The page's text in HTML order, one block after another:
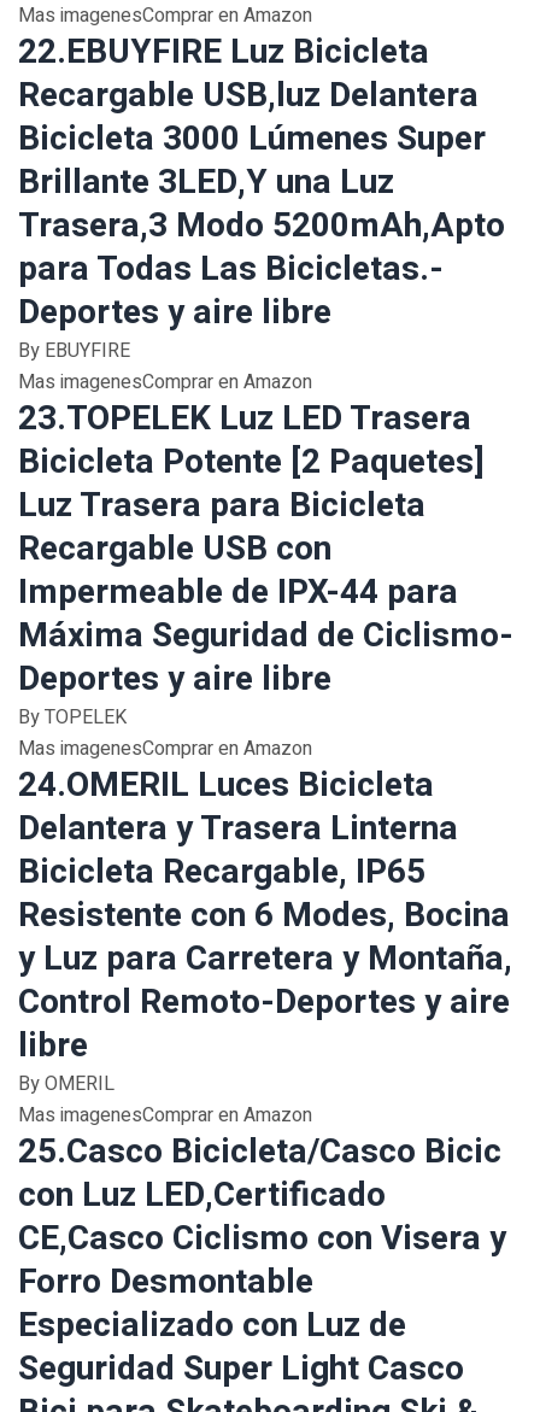
Mas imagenesComprar en Amazon
22.EBUYFIRE Luz Bicicleta
Recargable USB,luz Delantera
Bicicleta 3000 Lúmenes Super
Brillante 3LED,Y una Luz
Trasera,3 Modo 5200mAh,Apto
para Todas Las Bicicletas.-
Deportes y aire libre
By EBUYFIRE
Mas imagenesComprar en Amazon
23.TOPELEK Luz LED Trasera
Bicicleta Potente [2 Paquetes]
Luz Trasera para Bicicleta
Recargable USB con
Impermeable de IPX-44 para
Máxima Seguridad de Ciclismo-
Deportes y aire libre
By TOPELEK
Mas imagenesComprar en Amazon
24.OMERIL Luces Bicicleta
Delantera y Trasera Linterna
Bicicleta Recargable, IP65
Resistente con 6 Modes, Bocina
y Luz para Carretera y Montaña,
Control Remoto-Deportes y aire
libre
By OMERIL
Mas imagenesComprar en Amazon
25.Casco Bicicleta/Casco Bicic
con Luz LED,Certificado
CE,Casco Ciclismo con Visera y
Forro Desmontable
Especializado con Luz de
Seguridad Super Light Casco